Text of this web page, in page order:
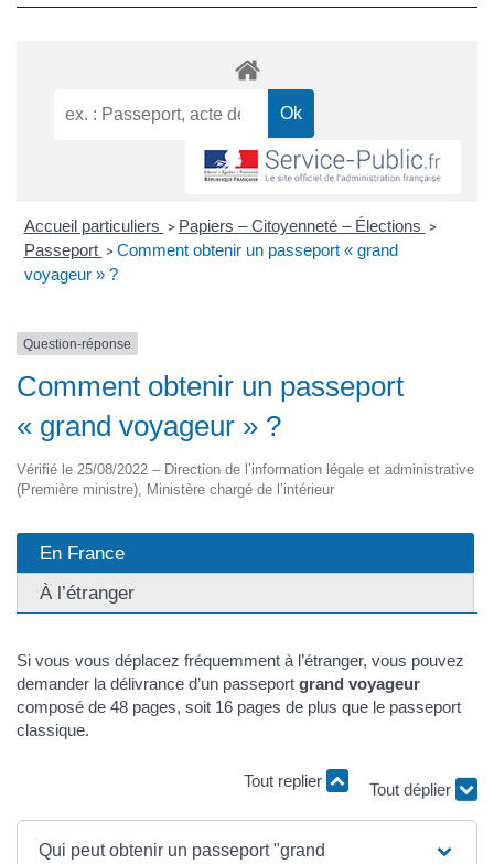
Accueil particuliers > Papiers – Citoyenneté – Élections >
Passeport > Comment obtenir un passeport « grand
voyageur » ?
Question-réponse
Comment obtenir un passeport
« grand voyageur » ?
Vérifié le 25/08/2022 – Direction de l’information légale et administrative
(Première ministre), Ministère chargé de l’intérieur
En France
À l’étranger
Si vous vous déplacez fréquemment à l’étranger, vous pouvez
demander la délivrance d’un passeport grand voyageur
composé de 48 pages, soit 16 pages de plus que le passeport
classique.
Tout replier
Tout déplier
Qui peut obtenir un passeport "grand